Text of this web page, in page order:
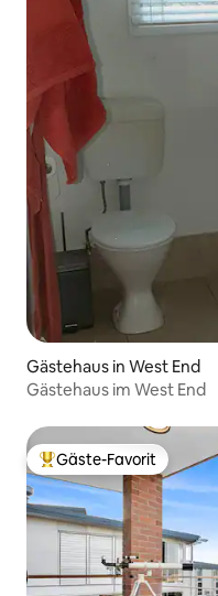
Gästehaus in West End
Gästehaus im West End
Beliebter Gäste-Favorit.
Gäste-Favorit